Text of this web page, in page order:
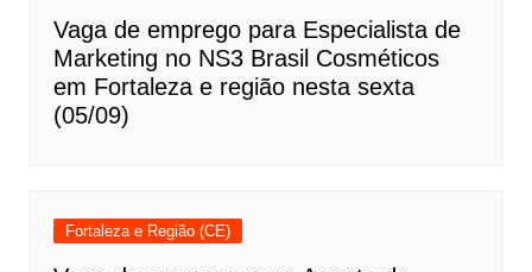
Vaga de emprego para Especialista de
Marketing no NS3 Brasil Cosméticos
em Fortaleza e região nesta sexta
(05/09)
Fortaleza e Região (CE)